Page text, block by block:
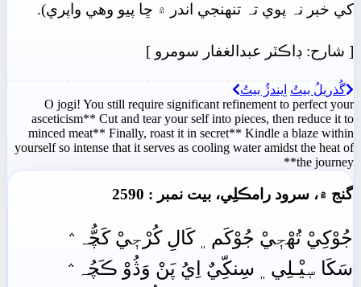
کي خبر نہ پوي تہ تنھنجي اندر ۾ ڇا پيو وهي واپري).
[ شارح: ڊاڪٽر عبدالغفار سومرو ]
گُذريلُ بيتُ اِيندڙُ بيتُ
O jogi! You still require significant refinement to perfect your
asceticism** Cut and tear your self into pieces, then reduce it to
minced meat** Finally, roast it in secret** Kindle a blaze within
yourself so intense that it serves as cooling water amidst the heat of
the journey**
گنج ۾، سرود رامڪلِي، بيت نمبر : 2590
جُوْکِيْ تُھْجٖيْ جُوْکَم﮼ کَالِ کُرْجٖيْ کَچُّہ﮶
سَکَا سٖيْـلِي﮼ سِنکِّيٌ اِيُ پَنْ وَڎُوْ ڪَچُہ﮶